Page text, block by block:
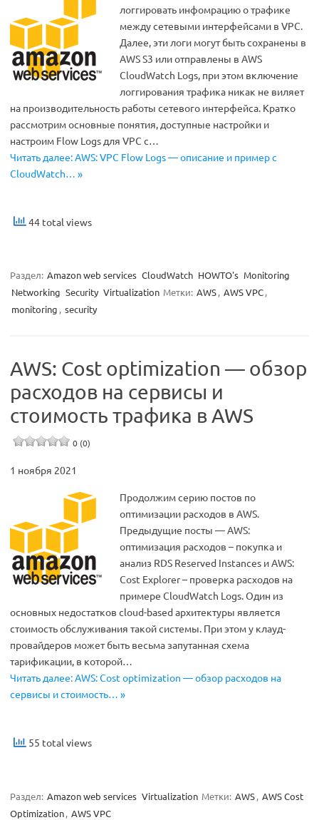
логгировать инфомрацию о трафике
между сетевыми интерфейсами в VPC.
Далее, эти логи могут быть сохранены в
AWS S3 или отправлены в AWS
CloudWatch Logs, при этом включение
логгирования трафика никак не виляет
на производительность работы сетевого интерфейса. Кратко
рассмотрим основные понятия, доступные настройки и
настроим Flow Logs для VPC с…
Читать далее: AWS: VPC Flow Logs — описание и пример с
CloudWatch… »
44 total views
Раздел: Amazon web services CloudWatch HOWTO's Monitoring
Networking Security Virtualization Метки: AWS, AWS VPC,
monitoring , security
AWS: Cost optimization — обзор
расходов на сервисы и
стоимость трафика в AWS
0 (0)
1 ноября 2021
Продолжим серию постов по
оптимизации расходов в AWS.
Предыдущие посты — AWS:
оптимизация расходов – покупка и
анализ RDS Reserved Instances и AWS:
Cost Explorer – проверка расходов на
примере CloudWatch Logs. Один из
основных недостатков cloud-based архитектуры является
стоимость обслуживания такой системы. При этом у клауд-
провайдеров может быть весьма запутанная схема
тарификации, в которой…
Читать далее: AWS: Cost optimization — обзор расходов на
сервисы и стоимость… »
55 total views
Раздел: Amazon web services Virtualization Метки: AWS, AWS Cost
Optimization, AWS VPC